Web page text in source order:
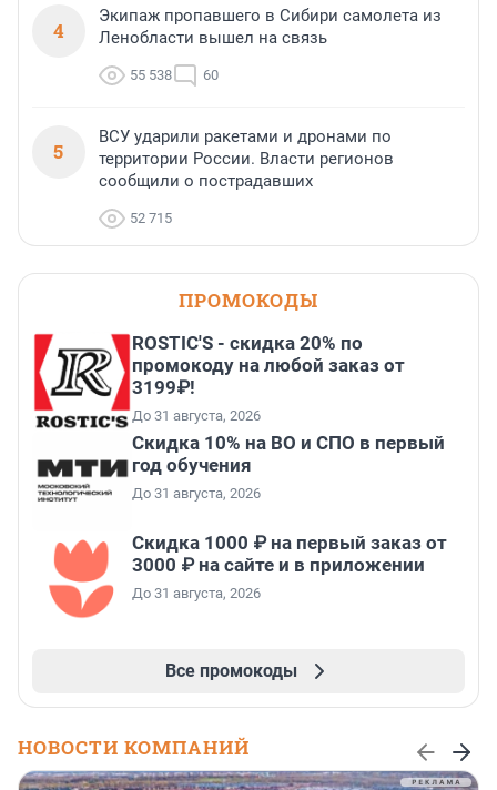
4
Экипаж пропавшего в Сибири самолета из
Ленобласти вышел на связь
55 538 60
5
ВСУ ударили ракетами и дронами по
территории России. Власти регионов
сообщили о пострадавших
52 715
ПРОМОКОДЫ
ROSTIC'S - скидка 20% по
промокоду на любой заказ от
3199₽!
До 31 августа, 2026
Скидка 10% на ВО и СПО в первый
год обучения
До 31 августа, 2026
Скидка 1000 ₽ на первый заказ от
3000 ₽ на сайте и в приложении
До 31 августа, 2026
Все промокоды
НОВОСТИ КОМПАНИЙ